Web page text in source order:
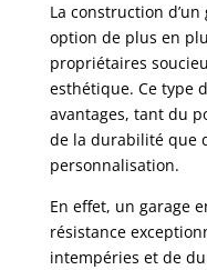
La construction
option de plus en
propriétaires
esthétique. Ce type
avantages, tant du
de la durabilité que
personnalisation.
En effet, un garage
résistance
intempéries et de